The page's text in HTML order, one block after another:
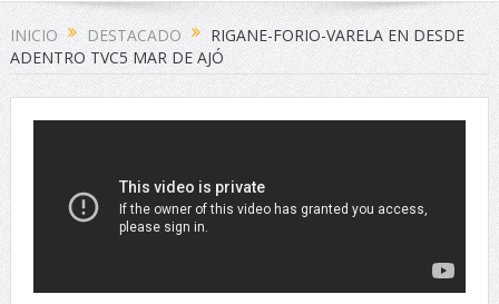
INICIO DESTACADO
RIGANE-FORIO-VARELA EN DESDE
ADENTRO TVC5 MAR DE AJÓ